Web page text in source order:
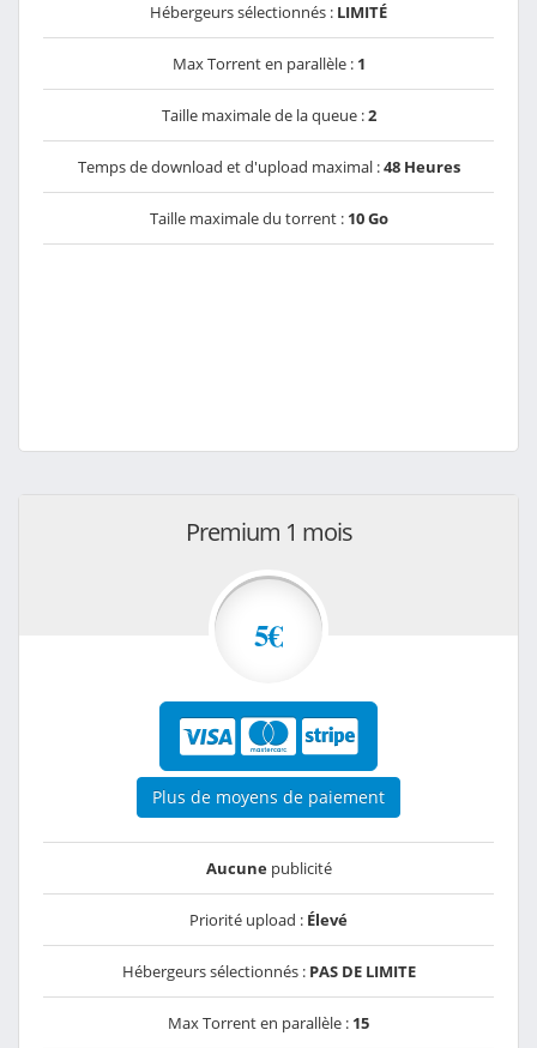
Hébergeurs sélectionnés : LIMITÉ
Max Torrent en parallèle : 1
Taille maximale de la queue :2
Temps de download et d'upload maximal :48 Heures
Taille maximale du torrent : 10 Go
Premium 1 mois
5€
Plus de moyens de paiement
Aucunepublicité
Priorité upload : Élevé
Hébergeurs sélectionnés : PAS DE LIMITE
Max Torrent en parallèle : 15